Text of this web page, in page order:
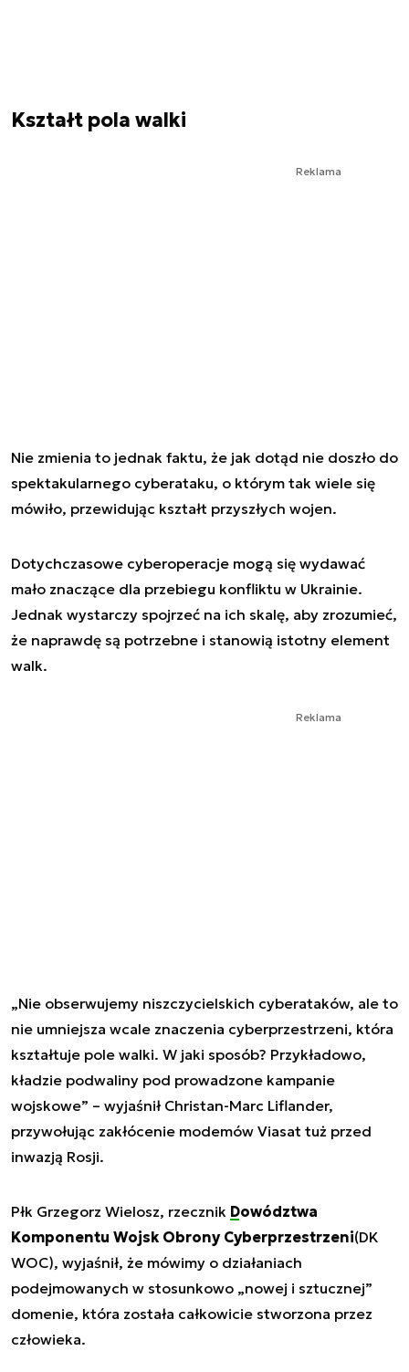
Kształt pola walki
Reklama
Nie zmienia to jednak faktu, że jak dotąd nie doszło do
spektakularnego cyberataku, o którym tak wiele się
mówiło, przewidując kształt przyszłych wojen.
Dotychczasowe cyberoperacje mogą się wydawać
mało znaczące dla przebiegu konfliktu w Ukrainie.
Jednak wystarczy spojrzeć na ich skalę, aby zrozumieć,
że naprawdę są potrzebne i stanowią istotny element
walk.
Reklama
„Nie obserwujemy niszczycielskich cyberataków, ale to
nie umniejsza wcale znaczenia cyberprzestrzeni, która
kształtuje pole walki. W jaki sposób? Przykładowo,
kładzie podwaliny pod prowadzone kampanie
wojskowe” – wyjaśnił Christan-Marc Liflander,
przywołując zakłócenie modemów Viasat tuż przed
inwazją Rosji.
Płk Grzegorz Wielosz, rzecznik Dowództwa
Komponentu Wojsk Obrony Cyberprzestrzeni(DK
WOC), wyjaśnił, że mówimy o działaniach
podejmowanych w stosunkowo „nowej i sztucznej”
domenie, która została całkowicie stworzona przez
człowieka.